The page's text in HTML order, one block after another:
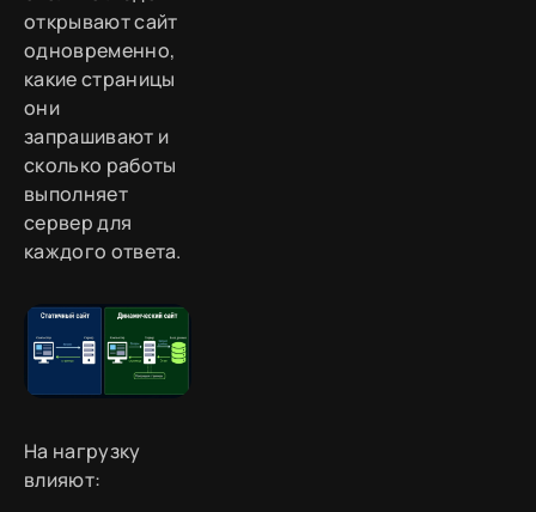
открывают сайт
одновременно,
какие страницы
они
запрашивают и
сколько работы
выполняет
сервер для
каждого ответа.
На нагрузку
влияют: